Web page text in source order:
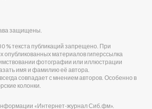
защищены.
% текста публикаций запрещено. При
опубликованных материалов гиперссылка
фотографии или иллюстрации
имя и фамилию её автора.
совпадает с мнением авторов. Особенно в
колонки.
«Интернет-журнал Сиб.фм».